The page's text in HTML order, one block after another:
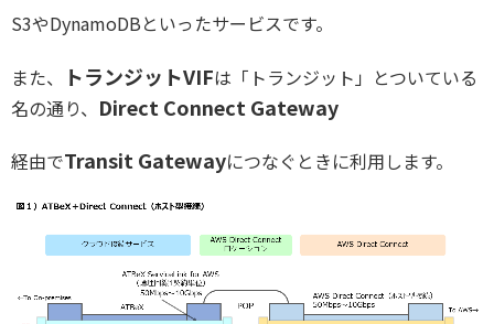
S3やDynamoDBといったサービスです。
また、 トランジットVIFは「トランジット」とついている
名の通り、 Direct Connect Gateway
経由でTransit Gatewayにつなぐときに利用します。